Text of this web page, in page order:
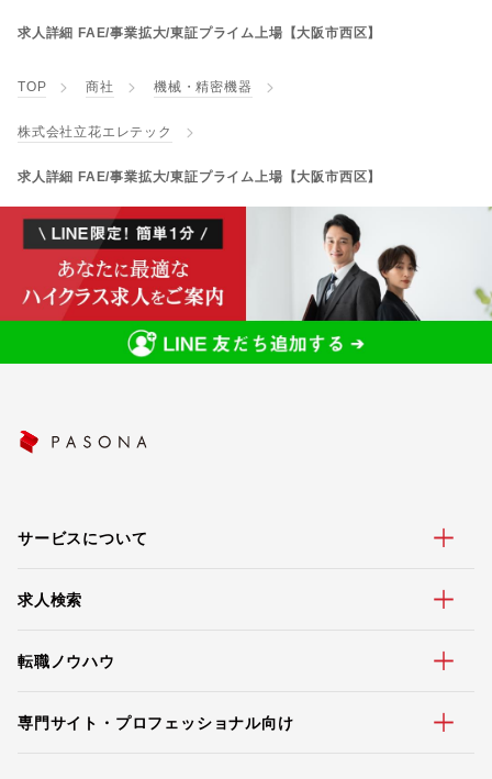
求人詳細 FAE/事業拡大/東証プライム上場【大阪市西区】
TOP 商社 機械・精密機器
株式会社立花エレテック
求人詳細 FAE/事業拡大/東証プライム上場【大阪市西区】
サービスについて
求人検索
転職ノウハウ
専門サイト・プロフェッショナル向け